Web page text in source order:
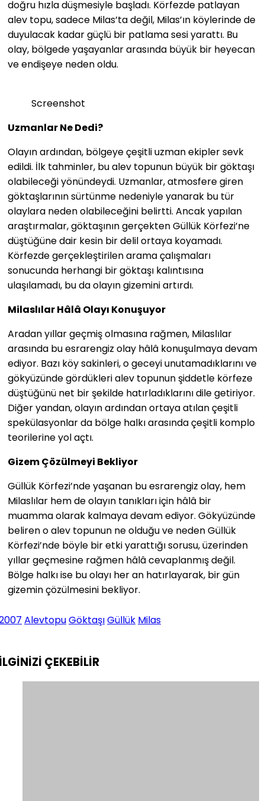
doğru hızla düşmesiyle başladı. Körfezde patlayan
alev topu, sadece Milas’ta değil, Milas’ın köylerinde de
duyulacak kadar güçlü bir patlama sesi yarattı. Bu
olay, bölgede yaşayanlar arasında büyük bir heyecan
ve endişeye neden oldu.
Screenshot
Uzmanlar Ne Dedi?
Olayın ardından, bölgeye çeşitli uzman ekipler sevk
edildi. İlk tahminler, bu alev topunun büyük bir göktaşı
olabileceği yönündeydi. Uzmanlar, atmosfere giren
göktaşlarının sürtünme nedeniyle yanarak bu tür
olaylara neden olabileceğini belirtti. Ancak yapılan
araştırmalar, göktaşının gerçekten Güllük Körfezi’ne
düştüğüne dair kesin bir delil ortaya koyamadı.
Körfezde gerçekleştirilen arama çalışmaları
sonucunda herhangi bir göktaşı kalıntısına
ulaşılamadı, bu da olayın gizemini artırdı.
Milaslılar Hâlâ Olayı Konuşuyor
Aradan yıllar geçmiş olmasına rağmen, Milaslılar
arasında bu esrarengiz olay hâlâ konuşulmaya devam
ediyor. Bazı köy sakinleri, o geceyi unutamadıklarını ve
gökyüzünde gördükleri alev topunun şiddetle körfeze
düştüğünü net bir şekilde hatırladıklarını dile getiriyor.
Diğer yandan, olayın ardından ortaya atılan çeşitli
spekülasyonlar da bölge halkı arasında çeşitli komplo
teorilerine yol açtı.
Gizem Çözülmeyi Bekliyor
Güllük Körfezi’nde yaşanan bu esrarengiz olay, hem
Milaslılar hem de olayın tanıkları için hâlâ bir
muamma olarak kalmaya devam ediyor. Gökyüzünde
beliren o alev topunun ne olduğu ve neden Güllük
Körfezi’nde böyle bir etki yarattığı sorusu, üzerinden
yıllar geçmesine rağmen hâlâ cevaplanmış değil.
Bölge halkı ise bu olayı her an hatırlayarak, bir gün
gizemin çözülmesini bekliyor.
AlevtopuGöktaşıGüllük Milas
ÇEKEBİLİR